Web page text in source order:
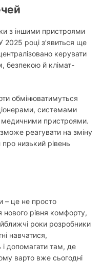
з іншими пристроями
2025 році з’явиться ще
керувати
безпекою й клімат-
обмінюватимуться
системами
медичними пристроями.
реагувати на зміну
низький рівень
– це не просто
нового рівня комфорту,
роки розробники
навчатися,
і допомагати там, де
варто вже сьогодні